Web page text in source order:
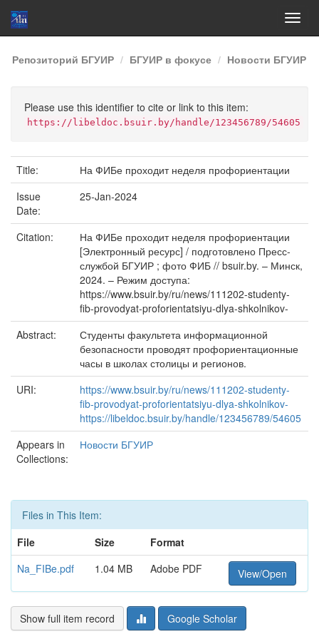
Skip
navigation
Репозиторий БГУИР БГУИР в фокусе Новости БГУИР
Please use this identifier to cite or link to this item:
https://libeldoc.bsuir.by/handle/123456789/54605
Title:
На ФИБе проходит неделя профориентации
Issue
Date:
25-Jan-2024
Citation:
На ФИБе проходит неделя профориентации
[Электронный ресурс] / подготовлено Пресс-
службой БГУИР ; фото ФИБ // bsuir.by. – Минск,
2024. – Режим доступа:
https://www.bsuir.by/ru/news/111202-studenty-
fib-provodyat-proforientatsiyu-dlya-shkolnikov-
Abstract:
Студенты факультета информационной
безопасности проводят профориентационные
часы в школах столицы и регионов.
URI:
https://www.bsuir.by/ru/news/111202-studenty-
fib-provodyat-proforientatsiyu-dlya-shkolnikov-
https://libeldoc.bsuir.by/handle/123456789/54605
Appears in
Collections:
Новости БГУИР
Files in This Item:
File
Size
Format
Na_FIBe.pdf
1.04 MB Adobe PDF View/Open
Show full item record Google Scholar